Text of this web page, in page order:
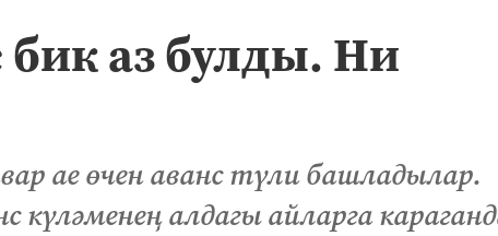
аз булды. Ни
ае өчен аванс түли башладылар.
күләменең алдагы айларга